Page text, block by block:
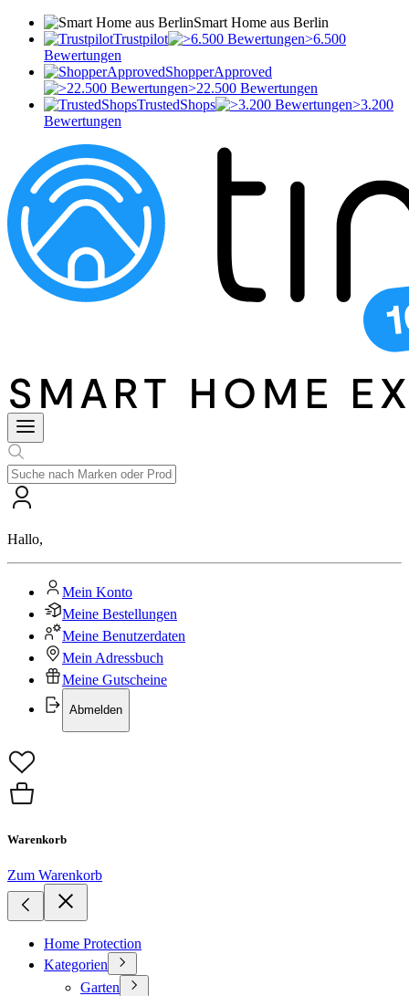
Smart Home aus Berlin
Trustpilot
>6.500
Bewertungen
ShopperApproved
>22.500 Bewertungen
TrustedShops
>3.200
Bewertungen
Hallo,
Mein Konto
Meine Bestellungen
Meine Benutzerdaten
Mein Adressbuch
Meine Gutscheine
Abmelden
Warenkorb
Zum Warenkorb
Home Protection
Kategorien
Garten